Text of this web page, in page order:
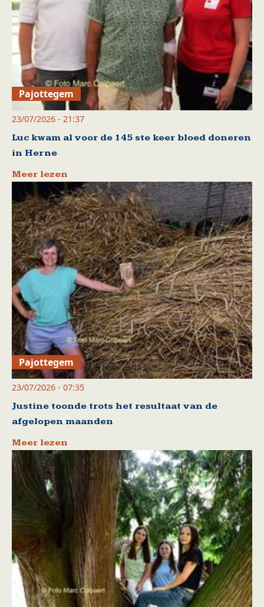
Pajottegem
23/07/2026 - 21:37
Luc kwam al voor de 145 ste keer bloed doneren
in Herne
Meer lezen
Pajottegem
23/07/2026 - 07:35
Justine toonde trots het resultaat van de
afgelopen maanden
Meer lezen